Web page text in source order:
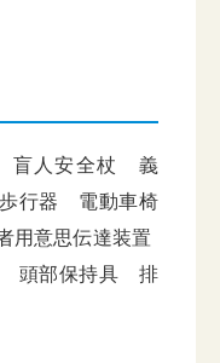
人安全杖 義
行器 電動車椅
意思伝達装置
頭部保持具 排